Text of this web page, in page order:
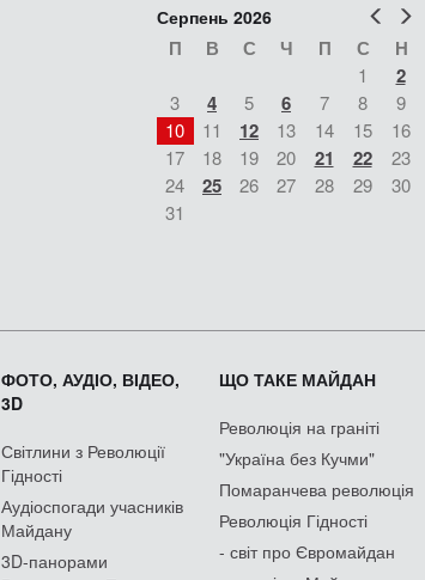
Попер
Серпень 2026
П В С Ч П С Н
1 2
3 4 5 6 7 8
9
10
11 12 13 14 15
16
17
18 19 20 21 22
23
24
25 26 27 28 29
30
31
ФОТО, АУДІО, ВІДЕО,
3D
Світлини з Революції
Гідності
Аудіоспогади учасників
Майдану
3D-панорами
ЩО ТАКЕ МАЙДАН
Революція на граніті
"Україна без Кучми"
Помаранчева революція
Революція Гідності
- світ про Євромайдан